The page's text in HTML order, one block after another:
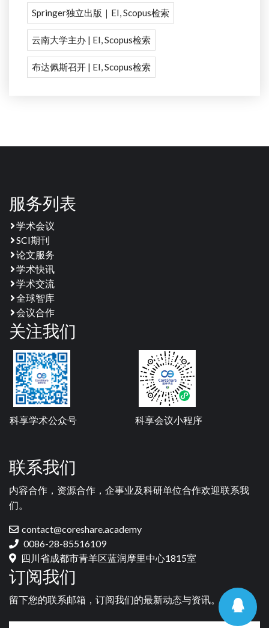
Springer独立出版｜EI, Scopus检索
云南大学主办 | EI, Scopus检索
布达佩斯召开 | EI, Scopus检索
服务列表
学术会议
SCI期刊
论文服务
学术快讯
学术交流
全球智库
会议合作
关注我们
科享学术公众号 科享会议小程序
联系我们
内容合作，资源合作，企事业及科研单位合作欢迎联系我
们。
contact@coreshare.academy
0086-28-85516109
四川省成都市青羊区蓝润摩里中心1815室
订阅我们
留下您的联系邮箱，订阅我们的最新动态与资讯。